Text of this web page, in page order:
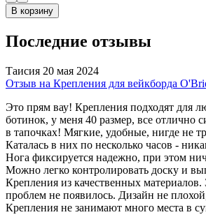
В корзину
Последние отзывы
Таисия 20 мая 2024
Отзыв на Крепления для вейкборда
Это прям вау! Крепления подходят для
ботинок, у меня 40 размер, все отлично
в тапочках! Мягкие, удобные, нигде не
Каталась в них по несколько часов -
Нога фиксируется надежно, при этом
Можно легко контролировать доску и
Крепления из качественных материалов.
проблем не появилось. Дизайн не
Крепления не занимают много места в